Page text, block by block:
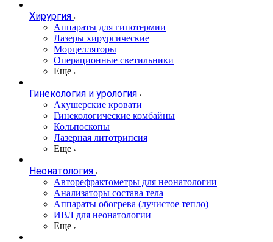
Хирургия
Аппараты для гипотермии
Лазеры хирургические
Морцелляторы
Операционные светильники
Еще
Гинекология и урология
Акушерские кровати
Гинекологические комбайны
Кольпоскопы
Лазерная литотрипсия
Еще
Неонатология
Авторефрактометры для неонатологии
Анализаторы состава тела
Аппараты обогрева (лучистое тепло)
ИВЛ для неонатологии
Еще